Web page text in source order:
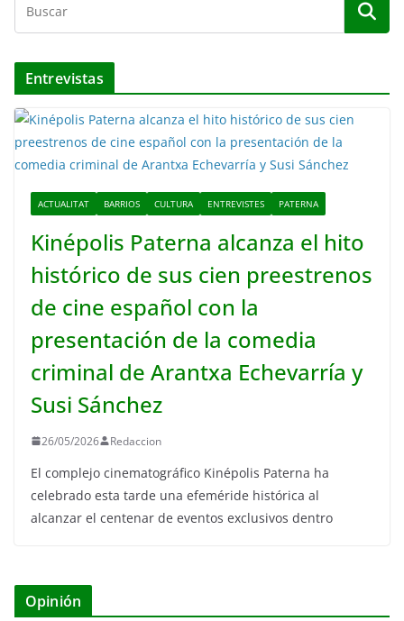
Entrevistas
ACTUALITAT BARRIOS CULTURA ENTREVISTES PATERNA
Kinépolis Paterna alcanza el hito
histórico de sus cien preestrenos
de cine español con la
presentación de la comedia
criminal de Arantxa Echevarría y
Susi Sánchez
26/05/2026 Redaccion
El complejo cinematográfico Kinépolis Paterna ha
celebrado esta tarde una efeméride histórica al
alcanzar el centenar de eventos exclusivos dentro
Opinión